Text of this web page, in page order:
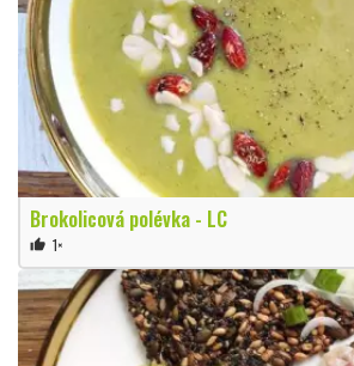
Brokolicová polévka - LC
thumb_up 1×